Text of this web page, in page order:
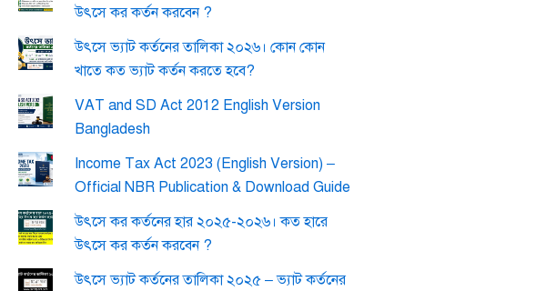
উৎসে কর কর্তন করবেন ?
উৎসে ভ্যাট কর্তনের তালিকা ২০২৬। কোন কোন
খাতে কত ভ্যাট কর্তন করতে হবে?
VAT and SD Act 2012 English Version
Bangladesh
Income Tax Act 2023 (English Version) –
Official NBR Publication & Download Guide
উৎসে কর কর্তনের হার ২০২৫-২০২৬। কত হারে
উৎসে কর কর্তন করবেন ?
উৎসে ভ্যাট কর্তনের তালিকা ২০২৫ – ভ্যাট কর্তনের